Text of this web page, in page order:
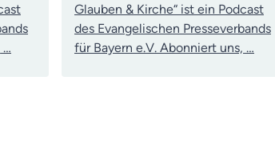
…
Glauben & Kirche“ ist ein Podcast
des Evangelischen Presseverbands
für Bayern e.V. Abonniert uns, …